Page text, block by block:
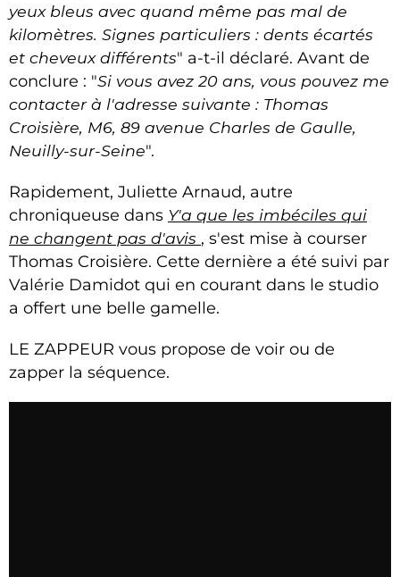
yeux bleus avec quand même pas mal de
kilomètres. Signes particuliers : dents écartés
et cheveux différents" a-t-il déclaré. Avant de
conclure : "Si vous avez 20 ans, vous pouvez me
contacter à l'adresse suivante : Thomas
Croisière, M6, 89 avenue Charles de Gaulle,
Neuilly-sur-Seine".
Rapidement, Juliette Arnaud, autre
chroniqueuse dans Y'a que les imbéciles qui
ne changent pas d'avis , s'est mise à courser
Thomas Croisière. Cette dernière a été suivi par
Valérie Damidot qui en courant dans le studio
a offert une belle gamelle.
LE ZAPPEUR vous propose de voir ou de
zapper la séquence.